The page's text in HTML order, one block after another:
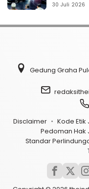
30 Juli 2026
Gedung Graha
Disclaimer
Kode Etik
Pedoman Hak
Standar